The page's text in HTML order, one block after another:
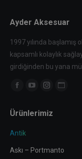
Ayder Aksesuar
1997 yılında
kapsamlı kolaylık
girdiğinden bu yana
Find us on:
Facebook
opens
in
window
YouTube
opens
window
Instagram
opens
window
Website
window
Ürünlerimiz
Antik
Askı – Portmanto